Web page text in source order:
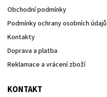
Obchodní podmínky
Podmínky ochrany osobních údajů
Kontakty
Doprava a platba
Reklamace a vrácení zboží
KONTAKT